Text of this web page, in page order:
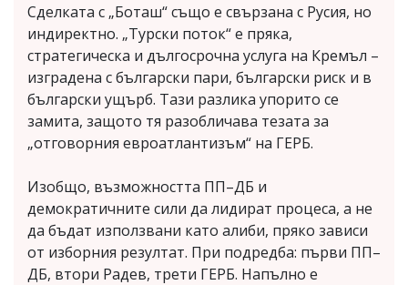
Сделката с „Боташ“ също е свързана с Русия, но
индиректно. „Турски поток“ е пряка,
стратегическа и дългосрочна услуга на Кремъл –
изградена с български пари, български риск и в
български ущърб. Тази разлика упорито се
замита, защото тя разобличава тезата за
„отговорния евроатлантизъм“ на ГЕРБ.
Изобщо, възможността ПП–ДБ и
демократичните сили да лидират процеса, а не
да бъдат използвани като алиби, пряко зависи
от изборния резултат. При подредба: първи ПП–
ДБ, втори Радев, трети ГЕРБ. Напълно е